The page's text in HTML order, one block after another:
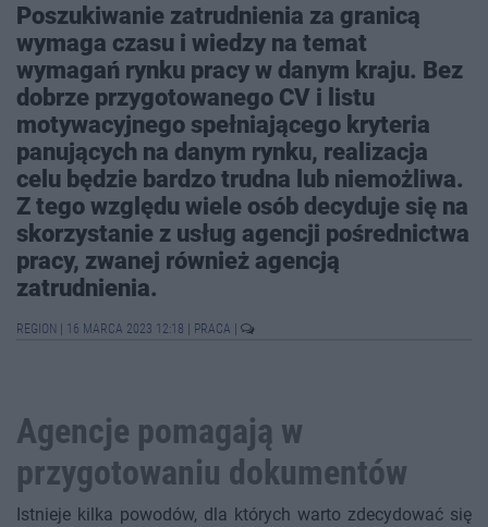
Poszukiwanie zatrudnienia za granicą
wymaga czasu i wiedzy na temat
wymagań rynku pracy w danym kraju. Bez
dobrze przygotowanego CV i listu
motywacyjnego spełniającego kryteria
panujących na danym rynku, realizacja
celu będzie bardzo trudna lub niemożliwa.
Z tego względu wiele osób decyduje się na
skorzystanie z usług agencji pośrednictwa
pracy, zwanej również agencją
zatrudnienia.
REGION 16 MARCA 2023 12:18 PRACA
Agencje pomagają w
przygotowaniu dokumentów
Istnieje kilka powodów, dla których warto zdecydować się